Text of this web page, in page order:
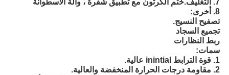
7. التغليف.ختم الكرتون مع تطبيق شفرة ، وآلة الأسطوانة
8. أخرى:
تصفيح النسيج.
تجميع السجاد
ربط النظارات
سمات:
1. قوة الترابط inintial عالية.
2. مقاومة درجات الحرارة المنخفضة والعالية.